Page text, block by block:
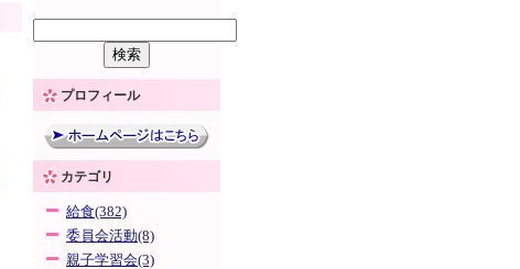
プロフィール
カテゴリ
給食(382)
委員会活動(8)
親子学習会(3)